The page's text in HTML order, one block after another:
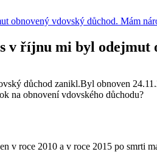
obnovený vdovský důchod. Mám
v říjnu mi byl odejmut
důchod zanikl.Byl obnoven
na obnovení vdovského důchodu?
roce 2010 a v roce 2015 po smrti